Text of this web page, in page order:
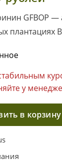
GFBOP —
плантациях
у
в корзину